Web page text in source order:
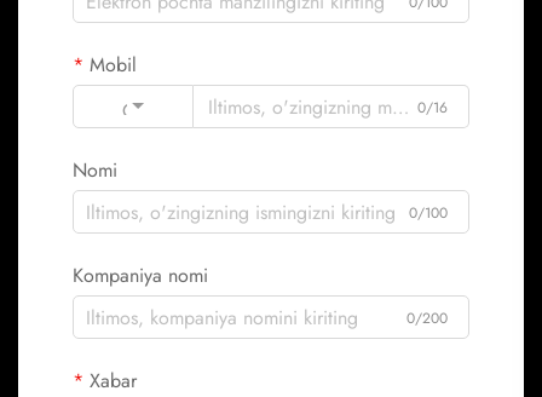
Mobil
Code
0/16
Nomi
0/100
Kompaniya nomi
0/200
Xabar